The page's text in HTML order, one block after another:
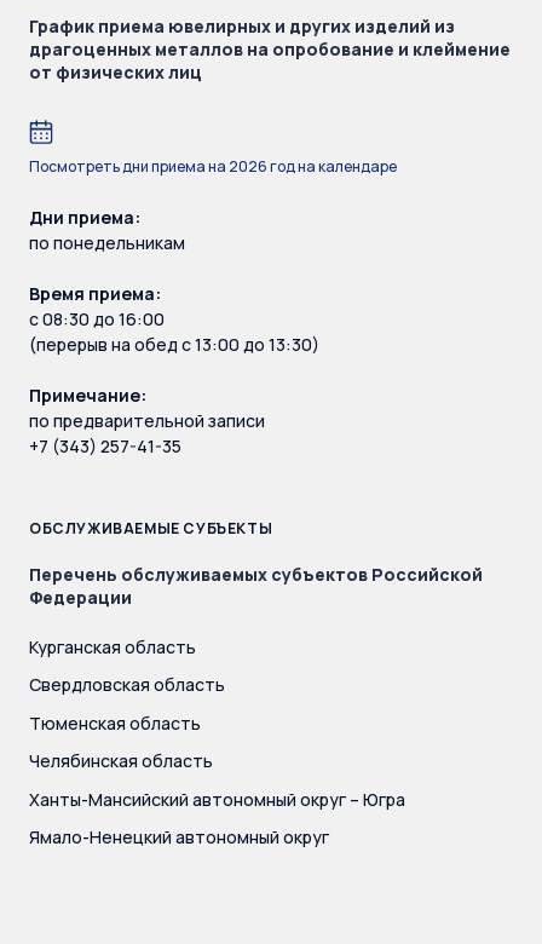
График приема ювелирных и других изделий из
драгоценных металлов на опробование и клеймение
от физических лиц
Посмотреть дни приема на 2026 год на календаре
Дни приема:
по понедельникам
Время приема:
с 08:30 до 16:00
(перерыв на обед с 13:00 до 13:30)
Примечание:
по предварительной записи
+7 (343) 257-41-35
ОБСЛУЖИВАЕМЫЕ СУБЪЕКТЫ
Перечень обслуживаемых субъектов Российской
Федерации
Курганская область
Свердловская область
Тюменская область
Челябинская область
Ханты-Мансийский автономный округ – Югра
Ямало-Ненецкий автономный округ